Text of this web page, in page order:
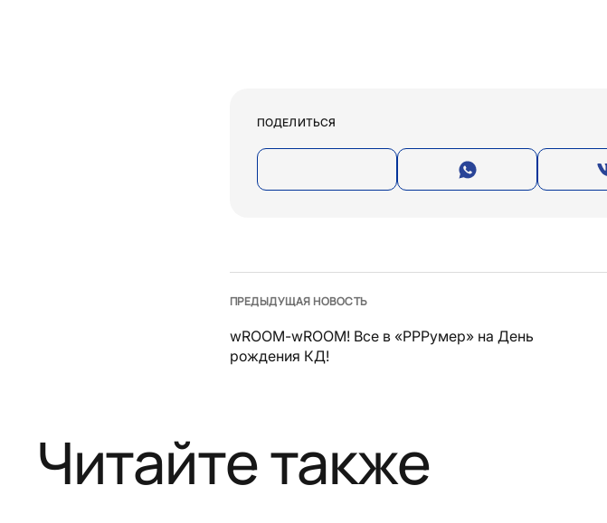
ПОДЕЛИТЬСЯ
ПРЕДЫДУЩАЯ НОВОСТЬ
wROOM-wROOM! Все в «РРРумер» на День
рождения КД!
Читайте также